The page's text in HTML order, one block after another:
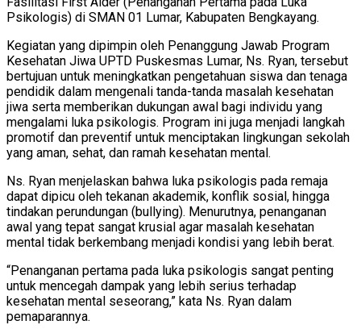
Psikologis) di SMAN 01 Lumar, Kabupaten Bengkayang.
Kegiatan yang dipimpin oleh Penanggung Jawab Program
Kesehatan Jiwa UPTD Puskesmas Lumar, Ns. Ryan, tersebut
bertujuan untuk meningkatkan pengetahuan siswa dan tenaga
pendidik dalam mengenali tanda-tanda masalah kesehatan
jiwa serta memberikan dukungan awal bagi individu yang
mengalami luka psikologis. Program ini juga menjadi langkah
promotif dan preventif untuk menciptakan lingkungan sekolah
yang aman, sehat, dan ramah kesehatan mental.
Ns. Ryan menjelaskan bahwa luka psikologis pada remaja
dapat dipicu oleh tekanan akademik, konflik sosial, hingga
tindakan perundungan (bullying). Menurutnya, penanganan
awal yang tepat sangat krusial agar masalah kesehatan
mental tidak berkembang menjadi kondisi yang lebih berat.
“Penanganan pertama pada luka psikologis sangat penting
untuk mencegah dampak yang lebih serius terhadap
kesehatan mental seseorang,” kata Ns. Ryan dalam
pemaparannya.